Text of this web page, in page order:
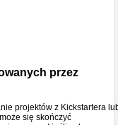
przez
projektów z Kickstartera
się skończyć